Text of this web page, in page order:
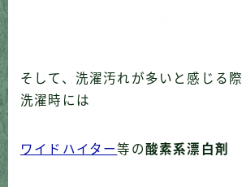
そして、 洗濯汚れが多いと感じる際
洗濯時 には
ワイドハイター等の酸素系漂白剤